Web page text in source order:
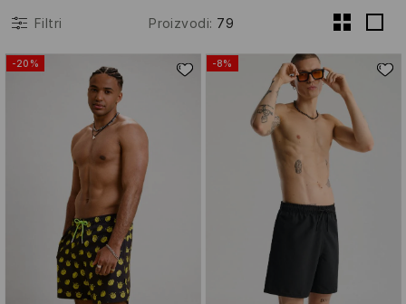
Filtri Proizvodi: 79
-20% -8%